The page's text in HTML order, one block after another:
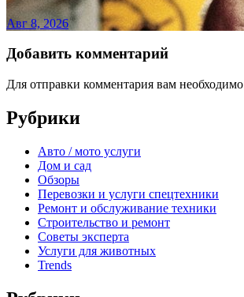
Авг 8, 2026
Добавить комментарий
Для отправки комментария вам необходимо
Рубрики
Авто / мото услуги
Дом и сад
Обзоры
Перевозки и услуги спецтехники
Ремонт и обслуживание техники
Строительство и ремонт
Советы эксперта
Услуги для животных
Trends